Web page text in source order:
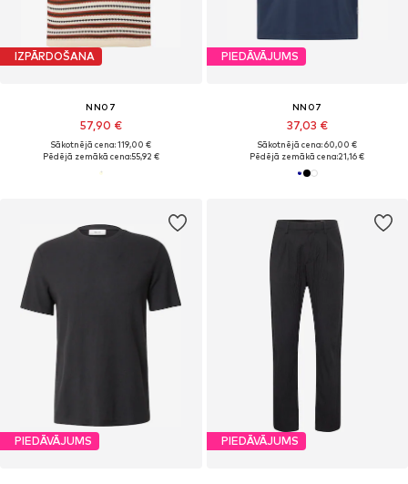
IZPĀRDOŠANA
NN07
57,90 €
Sākotnējā cena: 119,00 €
Pēdējā zemākā cena:55,92 €
PIEDĀVĀJUMS
NN07
37,03 €
Sākotnējā cena: 60,00 €
Pēdējā zemākā cena:21,16 €
PIEDĀVĀJUMS PIEDĀVĀJUMS